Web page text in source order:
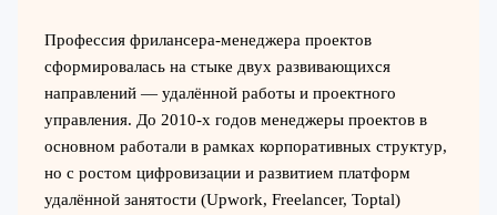
Профессия фрилансера-менеджера проектов
сформировалась на стыке двух развивающихся
направлений — удалённой работы и проектного
управления. До 2010-х годов менеджеры проектов в
основном работали в рамках корпоративных структур,
но с ростом цифровизации и развитием платформ
удалённой занятости (Upwork, Freelancer, Toptal)